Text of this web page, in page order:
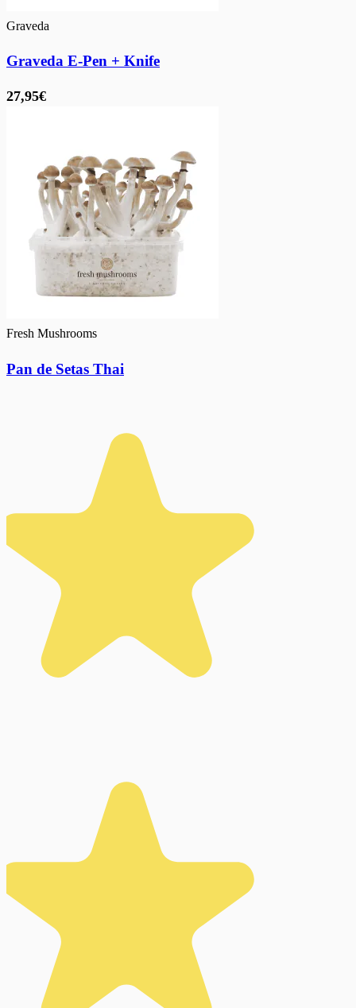
Graveda
Graveda E-Pen + Knife
27,95€
Fresh Mushrooms
Pan de Setas Thai